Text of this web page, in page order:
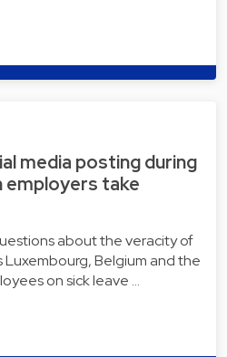
media posting during
employers take
about the veracity of
Luxembourg, Belgium and the
on sick leave …